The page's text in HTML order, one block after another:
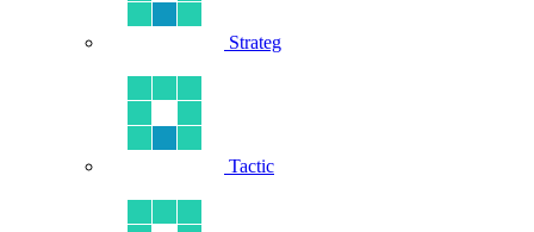
Strateg
Tactic